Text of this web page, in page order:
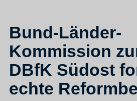
Bund-Länder-
Kommission
DBfK Südost
echte